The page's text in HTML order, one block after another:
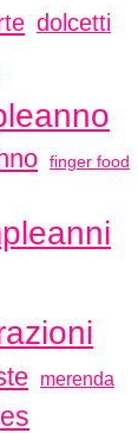
dolcetti
finger food
merenda